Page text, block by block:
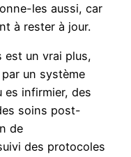
les aussi, car
à rester à jour.
est un vrai plus,
un système
es infirmier, des
soins post-
de
des protocoles